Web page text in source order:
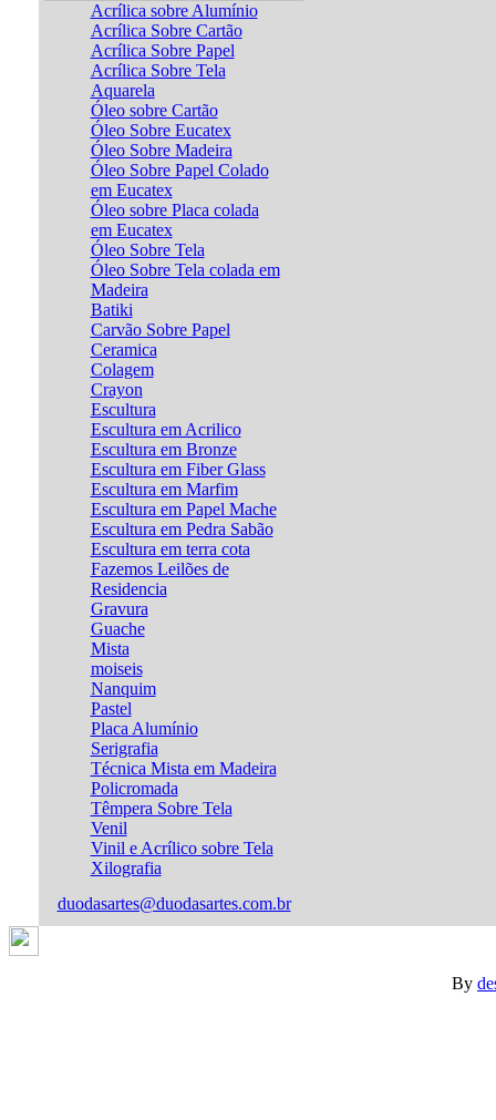
Acrílica sobre Alumínio
Acrílica Sobre Cartão
Acrílica Sobre Papel
Acrílica Sobre Tela
Aquarela
Óleo sobre Cartão
Óleo Sobre Eucatex
Óleo Sobre Madeira
Óleo Sobre Papel Colado
em Eucatex
Óleo sobre Placa colada
em Eucatex
Óleo Sobre Tela
Óleo Sobre Tela colada em
Madeira
Batiki
Carvão Sobre Papel
Ceramica
Colagem
Crayon
Escultura
Escultura em Acrilico
Escultura em Bronze
Escultura em Fiber Glass
Escultura em Marfim
Escultura em Papel Mache
Escultura em Pedra Sabão
Escultura em terra cota
Fazemos Leilões de
Residencia
Gravura
Guache
Mista
moiseis
Nanquim
Pastel
Placa Alumínio
Serigrafia
Técnica Mista em Madeira
Policromada
Têmpera Sobre Tela
Venil
Vinil e Acrílico sobre Tela
Xilografia
duodasartes@duodasartes.com.br
By